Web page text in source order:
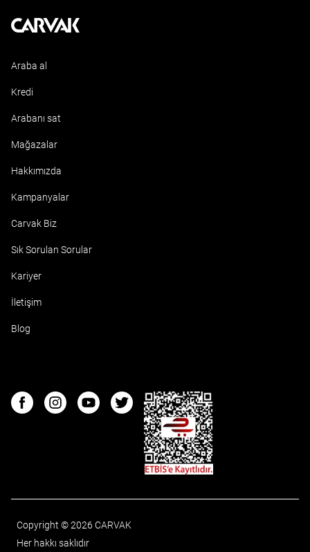
Kavak
Araba al
Kredi
Arabanı sat
Mağazalar
Hakkımızda
Kampanyalar
Carvak Biz
Sık Sorulan Sorular
Kariyer
İletişim
Blog
FacebookInstagramYoutubeTwitter
ETBIS
Copyright © 2026 CARVAK
Her hakkı saklıdır